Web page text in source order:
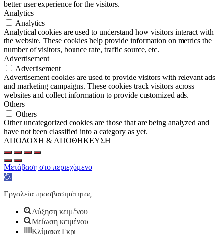
better user experience for the visitors.
Analytics
Analytics
Analytical cookies are used to understand how visitors interact with
the website. These cookies help provide information on metrics the
number of visitors, bounce rate, traffic source, etc.
Advertisement
Advertisement
Advertisement cookies are used to provide visitors with relevant ads
and marketing campaigns. These cookies track visitors across
websites and collect information to provide customized ads.
Others
Others
Other uncategorized cookies are those that are being analyzed and
have not been classified into a category as yet.
ΑΠΟΔΟΧΗ & ΑΠΟΘΗΚΕΥΣΗ
Μετάβαση στο περιεχόμενο
Ανοίξτε
γραμμή
Εργαλεία προσβασιμότητας
Αύξηση κειμένου
Μείωση κειμένου
Κλίμακα Γκρι